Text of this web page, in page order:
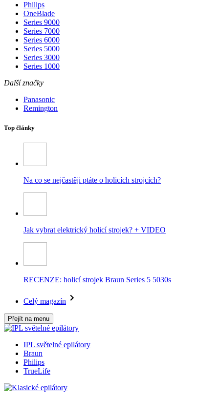
Philips
OneBlade
Series 9000
Series 7000
Series 6000
Series 5000
Series 3000
Series 1000
Další značky
Panasonic
Remington
Top články
Na co se nejčastěji ptáte o holicích strojcích?
Jak vybrat elektrický holicí strojek? + VIDEO
RECENZE: holicí strojek Braun Series 5 5030s
Celý magazín
Přejít na menu
IPL světelné epilátory
Braun
Philips
TrueLife